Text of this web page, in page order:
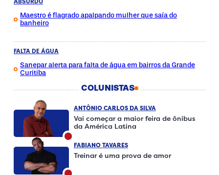
ABSURDO
Maestro é flagrado apalpando mulher que saía do
banheiro
FALTA DE ÁGUA
Sanepar alerta para falta de água em bairros da Grande
Curitiba
COLUNISTAS
ANTÔNIO CARLOS DA SILVA
Vai começar a maior feira de ônibus
da América Latina
FABIANO TAVARES
Treinar é uma prova de amor